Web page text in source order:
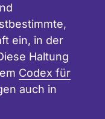
ein, in der
Haltung
Codex für
auch in